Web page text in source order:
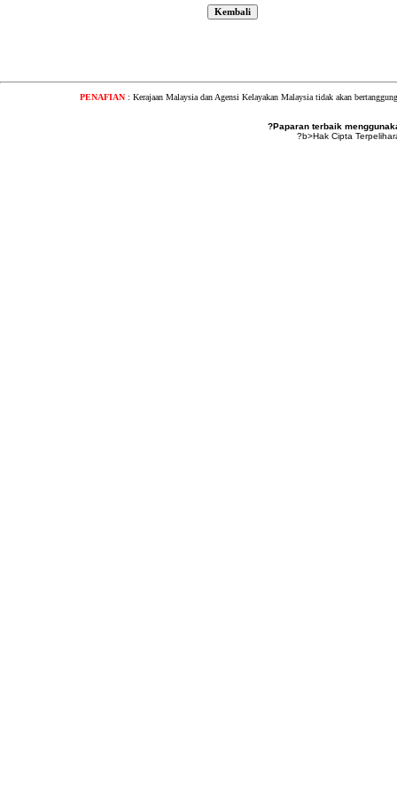
PENAFIAN : Kerajaan Malaysia dan Agensi Kelayakan Malaysia tidak akan
?Paparan terbaik
?b>Hak Cipta